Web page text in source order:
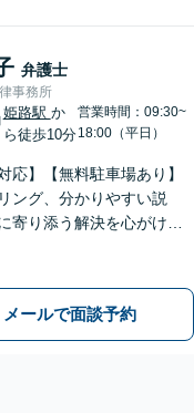
定で賠償金アップ
弁護士
事務所
姫路駅 か
ら徒歩10分
営業時間：09:30~
18:00（平日）
応】【無料駐車場あり】
ング、分かりやすい説
寄り添う解決を心がけて
、区分所有等）に関する
もご相談下さい。
メールで面談予約